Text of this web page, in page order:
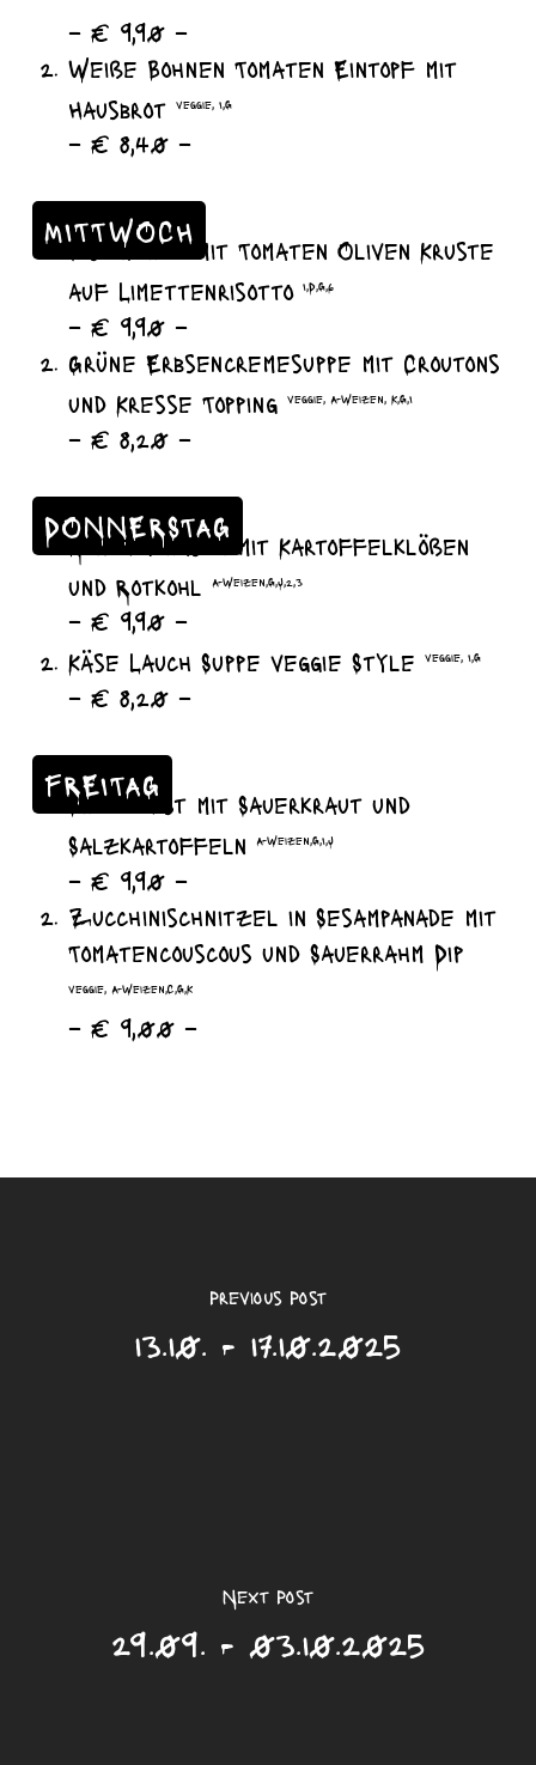
– € 9,90 –
Weiße Bohnen Tomaten Eintopf mit
Hausbrot
veggie, I,G
– € 8,40 –
MITTWOCH
Fischfilet mit Tomaten Oliven Kruste
auf Limettenrisotto I,D,G,6
– € 9,90 –
Grüne Erbsencremesuppe mit Croutons
und Kresse Topping
veggie, A-Weizen, K,G,I
– € 8,20 –
DONNERSTAG
Rindergulasch mit Kartoffelklößen
und Rotkohl
A-Weizen,G,J,2,3
– € 9,90 –
Käse Lauch Suppe veggie Style
veggie, I,G
– € 8,20 –
FREITAG
Blutwurst mit Sauerkraut und
Salzkartoffeln
A-Weizen,G,I,J
– € 9,90 –
Zucchinischnitzel in Sesampanade mit
Tomatencouscous und Sauerrahm Dip
veggie, A-Weizen,C,G,K
– € 9,00 –
Previous Post
13.10. - 17.10.2025
Next Post
29.09. - 03.10.2025